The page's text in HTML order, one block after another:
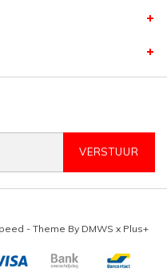
VERSTUUR
- Theme By DMWS x Plus+